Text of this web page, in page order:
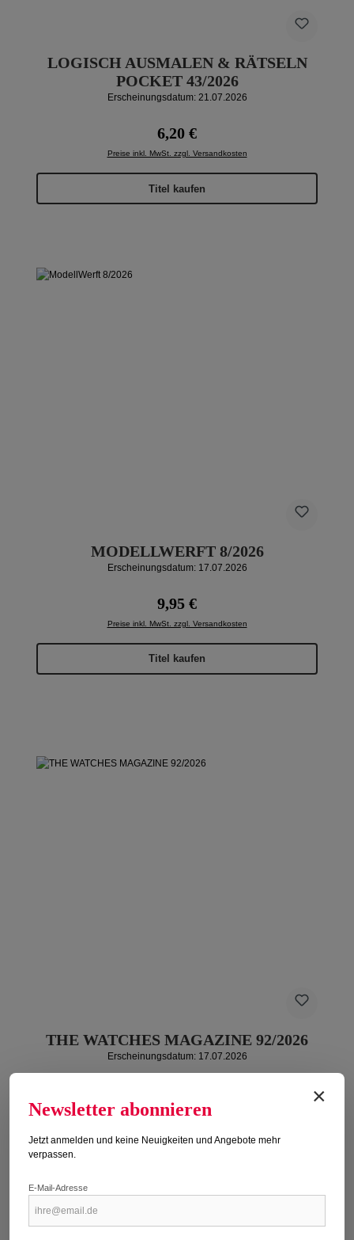
LOGISCH AUSMALEN & RÄTSELN
POCKET 43/2026
Erscheinungsdatum: 21.07.2026
Regulärer Preis:
6,20 €
Preise inkl. MwSt. zzgl. Versandkosten
Titel kaufen
MODELLWERFT 8/2026
Erscheinungsdatum: 17.07.2026
Regulärer Preis:
9,95 €
Preise inkl. MwSt. zzgl. Versandkosten
Titel kaufen
THE WATCHES MAGAZINE 92/2026
Erscheinungsdatum: 17.07.2026
Preise inkl. MwSt. zzgl. Versandkosten
Titel kaufen
×
Newsletter abonnieren
Jetzt anmelden und keine Neuigkeiten und Angebote mehr
verpassen.
E-Mail-Adresse